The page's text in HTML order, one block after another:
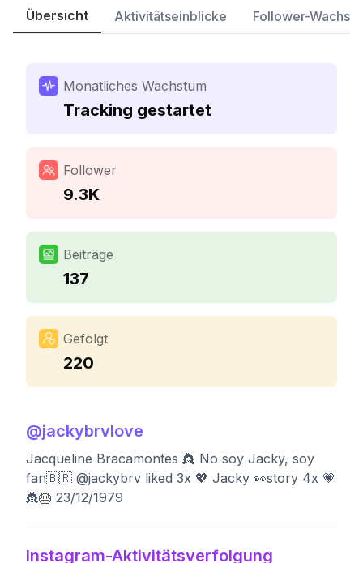
Übersicht Aktivitätseinblicke Follower-
Monatliches Wachstum
Tracking gestartet
Follower
9.3K
Beiträge
137
Gefolgt
220
@jackybrvlove
Jacqueline Bracamontes 👸 No soy Jacky, soy
fan🇧🇷 @jackybrv liked 3x 💖 Jacky 👀story 4x 💗
👸🎂 23/12/1979
Instagram-Aktivitätsverfolgung